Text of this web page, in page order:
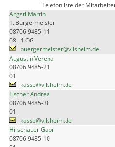
Telefonliste der
Angstl Martin
1. Bürgermeister
08706 9485-11
08 - 1.OG
buergermeister@vilsheim.de
Augustin Verena
08706 9485-21
01
kasse@vilsheim.de
Fischer Andrea
08706 9485-38
01
kasse@vilsheim.de
Hirschauer Gabi
08706 9485-10